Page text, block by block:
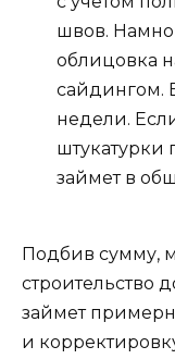
швов.
облицовка
сайдингом.
недели.
штукатурки
займет в
Подбив сумму,
строительство
займет
и